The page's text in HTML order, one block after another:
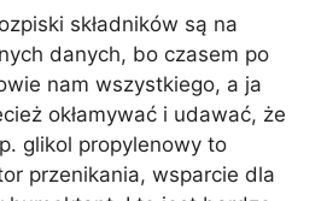
składników są na
danych, bo czasem po
nam wszystkiego, a ja
okłamywać i udawać, że
glikol propylenowy to
przenikania, wsparcie dla